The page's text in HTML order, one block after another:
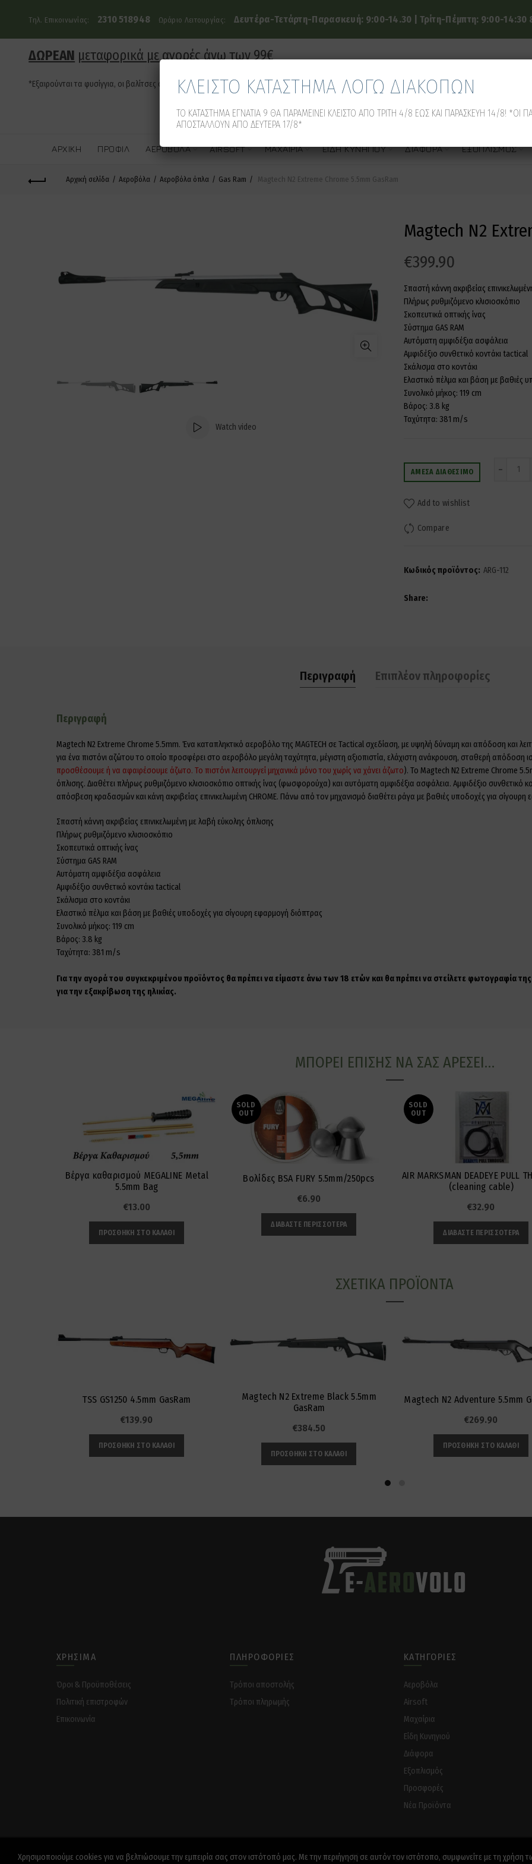
Τηλ. Επικοινωνίας: 2310 518948 Ωράριο Λειτουργίας: Δευτέρα-Τετάρτη-Παρασκευή: 9:00-14.30 | Τρίτη-Πέμπτη: 9:00-14:30
ΔΩΡΕΑΝ μεταφορικά με αγορές άνω των 99€
*Εξαιρούνται τα φυσίγγια, οι βαλίτσες όπλων και τα οπλοκιβώτια
ΑΡΧΙΚΉ ΠΡΟΦΊΛ ΑΕΡΟΒΌΛΑ AIRSOFT ΜΑΧΑΊΡΙΑ ΕΊΔΗ ΚΥΝΗΓΙΟΎ ΔΙΆΦΟΡΑ ΕΞΟΠΛΙΣΜΌΣ
Αρχική σελίδα Αεροβόλα Αεροβόλα όπλα Gas Ram Magtech N2 Extreme Chrome 5.5mm GasRam
Watch video
Magtech N2
€399.90
Σπαστή κάννη ακριβείας
Πλήρως ρυθμιζόμενο κλισιοσκόπιο
Σκοπευτικά οπτικής ίνας
Σύστημα GAS RAM
Αυτόματη αμφιδέξια ασφάλεια
Αμφιδέξιο συνθετικό κοντάκι tactical
Σκάλισμα στο κοντάκι
Ελαστικό πέλμα και βάση με βαθιές
Συνολικό μήκος: 119 cm
Βάρος: 3.8 kg
Ταχύτητα: 381 m/s
ΆΜΕΣΑ ΔΙΑΘΈΣΙΜΟ
Add to wishlist
Compare
Κωδικός προϊόντος: ARG-112
Share
Περιγραφή Επιπλέον πληροφορίες
Περιγραφή
Magtech N2 Extreme Chrome 5.5mm. Ένα καταπληκτικό αεροβόλο της MAGTECH σε Tactical σχεδίαση, με υψηλή δύναμη και απόδοση και
για ένα πιστόνι αζώτου το οποίο προσφέρει στο αεροβόλο μεγάλη ταχύτητα, μέγιστη αξιοπιστία, ελάχιστη ανάκρουση, σταθερή απόδοση
προσθέσουμε ή να αφαιρέσουμε άζωτο. Το πιστόνι λειτουργεί μηχανικά μόνο του χωρίς να χάνει άζωτο). Το Magtech N2 Extreme Chrome
όπλισης. Διαθέτει πλήρως ρυθμιζόμενο κλισιοσκόπιο οπτικής ίνας (φωσφορούχα) και αυτόματη αμφιδέξια ασφάλεια. Αμφιδέξιο συνθετικό
απόσβεση κραδασμών και κάνη ακριβείας επινικελωμένη CHROME. Πάνω από τον μηχανισμό διαθέτει ράγα με βαθιές υποδοχές για σίγουρη
Σπαστή κάννη ακριβείας επινικελωμένη με λαβή εύκολης όπλισης
Πλήρως ρυθμιζόμενο κλισιοσκόπιο
Σκοπευτικά οπτικής ίνας
Σύστημα GAS RAM
Αυτόματη αμφιδέξια ασφάλεια
Αμφιδέξιο συνθετικό κοντάκι tactical
Σκάλισμα στο κοντάκι
Ελαστικό πέλμα και βάση με βαθιές υποδοχές για σίγουρη εφαρμογή διόπτρας
Συνολικό μήκος: 119 cm
Βάρος: 3.8 kg
Ταχύτητα: 381 m/s
Για την αγορά του συγκεκριμένου προϊόντος θα πρέπει να είμαστε άνω των 18 ετών και θα πρέπει να στείλετε φωτογραφία
για την εξακρίβωση της ηλικίας.
ΜΠΟΡΕΊ ΕΠΊΣΗΣ ΝΑ ΣΑΣ ΑΡΈΣΕΙ…
Βέργα καθαρισμού MEGALINE Metal
5.5mm Bag
€13.00
ΠΡΟΣΘΉΚΗ ΣΤΟ ΚΑΛΆΘΙ
SOLD
OUT
Βολίδες BSA FURY 5.5mm/250pcs
€6.90
ΔΙΑΒΆΣΤΕ ΠΕΡΙΣΣΌΤΕΡΑ
SOLD
OUT
AIR MARKSMAN DEADEYE PULL
(cleaning cable)
€32.90
ΔΙΑΒΆΣΤΕ ΠΕΡΙΣΣΌΤΕΡΑ
ΣΧΕΤΙΚΆ ΠΡΟΪΌΝΤΑ
TSS GS1250 4.5mm GasRam
€139.90
ΠΡΟΣΘΉΚΗ ΣΤΟ ΚΑΛΆΘΙ
Magtech N2 Extreme Black 5.5mm
GasRam
€384.50
ΠΡΟΣΘΉΚΗ ΣΤΟ ΚΑΛΆΘΙ
Magtech N2 Adventure 5.5mm
€269.90
ΠΡΟΣΘΉΚΗ ΣΤΟ ΚΑΛΆΘΙ
ΧΡΉΣΙΜΑ
Όροι & Προϋποθέσεις
Πολιτική επιστροφών
Επικοινωνία
ΠΛΗΡΟΦΟΡΊΕΣ
Tρόποι αποστολής
Tρόποι πληρωμής
ΚΑΤΗΓΟΡΊΕΣ
Αεροβόλα
Airsoft
Μαχαίρια
Είδη Κυνηγιού
Διάφορα
Eξοπλισμός
Προσφορές
Νέα Προϊόντα
2021 - DIGITAL MEDIA// DIGITAL MEDIA STUDIO
ΚΛΕΙΣΤΟ ΚΑΤΑΣΤΗΜΑ ΛΟΓΩ ΔΙΑΚΟΠΩΝ
ΤΟ ΚΑΤΑΣΤΗΜΑ ΕΓΝΑΤΙΑ 9 ΘΑ ΠΑΡΑΜΕΙΝΕΙ ΚΛΕΙΣΤΟ ΑΠΟ ΤΡΙΤΗ 4/8 ΕΩΣ ΚΑΙ ΠΑΡΑΣΚΕΥΗ 14/8! *ΟΙ
ΑΠΟΣΤΑΛΛΟΥΝ ΑΠΟ ΔΕΥΤΕΡΑ 17/8*
Χρησιμοποιούμε cookies για να βελτιώσουμε την εμπειρία σας στον ιστότοπό μας. Με την περιήγηση σε αυτόν τον ιστότοπο, συμφωνείτε με τη χρήση